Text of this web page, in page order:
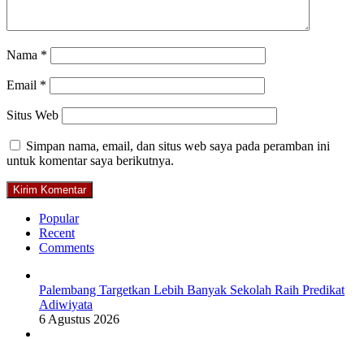
Nama *
Email *
Situs Web
Simpan nama, email, dan situs web saya pada peramban ini
untuk komentar saya berikutnya.
Popular
Recent
Comments
Palembang Targetkan Lebih Banyak Sekolah Raih Predikat
Adiwiyata
6 Agustus 2026